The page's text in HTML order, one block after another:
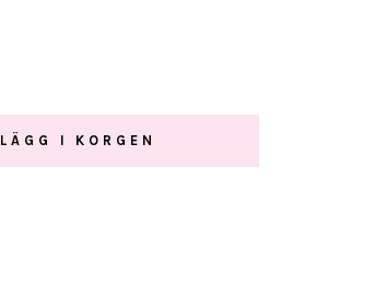
LÄGG I KORGEN